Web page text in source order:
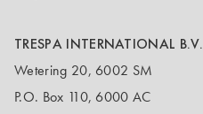
TRESPA INTERNATIONAL B.V.
Wetering 20, 6002 SM
P.O. Box 110, 6000 AC